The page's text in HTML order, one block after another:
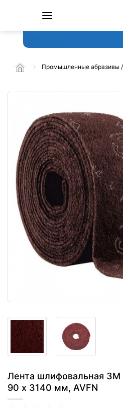
Промышленные абразивы
Лента шлифовальная 3М
90 x 3140 мм, AVFN